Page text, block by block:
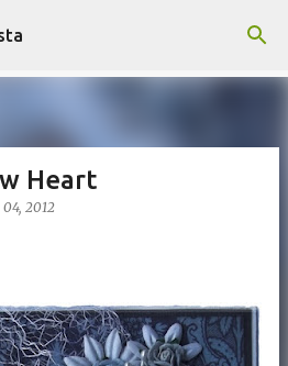
naar hoofdcontent
Heart
2012